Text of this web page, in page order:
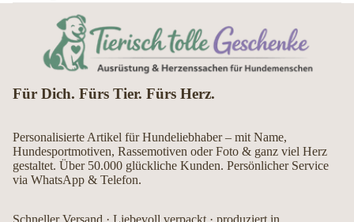
Für Dich. Fürs Tier. Fürs Herz.
Personalisierte Artikel für Hundeliebhaber – mit Name,
Hundesportmotiven, Rassemotiven oder Foto & ganz viel Herz
gestaltet. Über 50.000 glückliche Kunden. Persönlicher Service
via WhatsApp & Telefon.